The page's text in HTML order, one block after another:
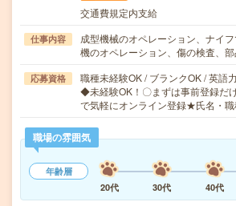
交通費規定内支給
仕事内容
成型機械のオペレーション、ナイ
機のオペレーション、傷の検査、
応募資格
職種未経験OK / ブランクOK / 英語
◆未経験OK！〇まずは事前登録だ
で気軽にオンライン登録★氏名・
職場の雰囲気
年齢層
20代
30代 40代